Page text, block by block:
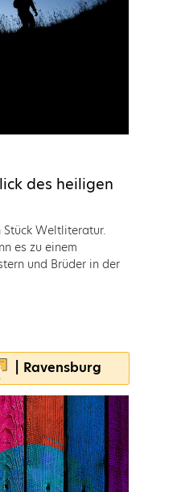
des heiligen
Stück Weltliteratur.
es zu einem
und Brüder in der
| Ravensburg